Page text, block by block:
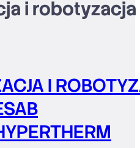
i
I